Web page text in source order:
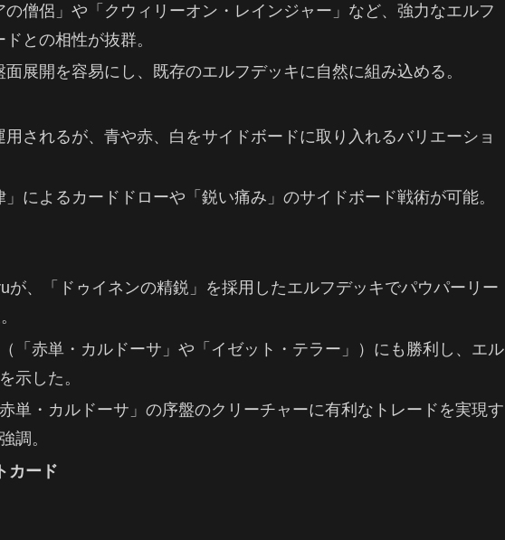
の僧侶」や「クウィリーオン・レインジャー」など、強力なエルフ
との相性が抜群。
面展開を容易にし、既存のエルフデッキに自然に組み込める。
用されるが、青や赤、白をサイドボードに取り入れるバリエーショ
」によるカードドローや「鋭い痛み」のサイドボード戦術が可能。
が、「ドゥイネンの精鋭」を採用したエルフデッキでパウパーリー
「赤単・カルドーサ」や「イゼット・テラー」）にも勝利し、エル
示した。
単・カルドーサ」の序盤のクリーチャーに有利なトレードを実現す
調。
カード